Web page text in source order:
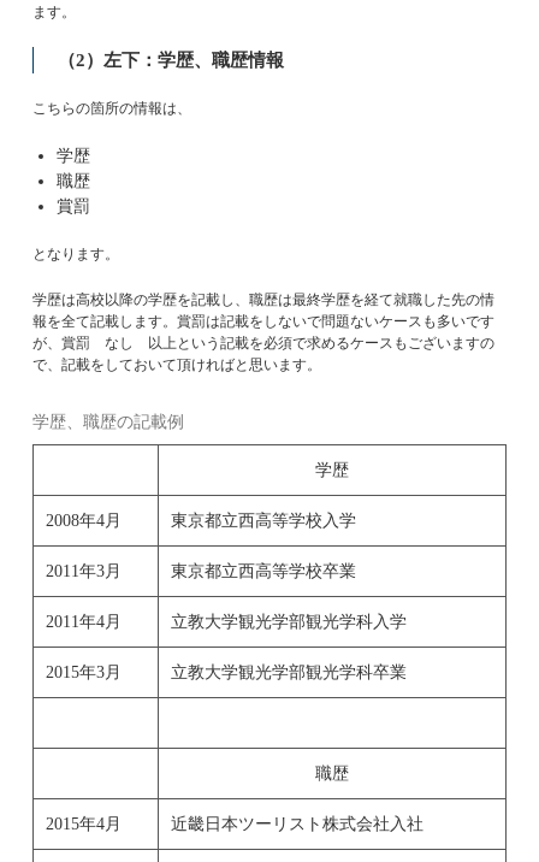
ます。
（2）左下：学歴、職歴情報
こちらの箇所の情報は、
学歴
職歴
賞罰
となります。
学歴は高校以降の学歴を記載し、職歴は最終学歴を経て就職した先の情
報を全て記載します。賞罰は記載をしないで問題ないケースも多いです
が、賞罰 なし 以上という記載を必須で求めるケースもございますの
で、記載をしておいて頂ければと思います。
学歴、職歴の記載例
学歴
2008年4月 東京都立西高等学校入学
2011年3月 東京都立西高等学校卒業
2011年4月 立教大学観光学部観光学科入学
2015年3月 立教大学観光学部観光学科卒業
職歴
2015年4月 近畿日本ツーリスト株式会社入社